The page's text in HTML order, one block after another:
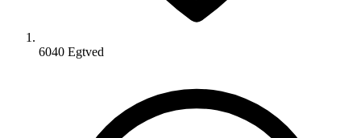
6040 Egtved